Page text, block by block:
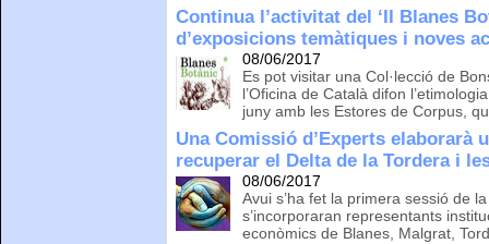
Continua l’activitat del ‘II Blanes
d’exposicions temàtiques i noves
08/06/2017
Es pot visitar una Col·lecció de
l’Oficina de Català difon
juny amb les Estores de Corpus,
Una Comissió d’Experts elaborarà
recuperar el Delta de la Tordera i
08/06/2017
Avui s’ha fet la primera sessió de
s’incorporaran representants
econòmics de Blanes, Malgrat,